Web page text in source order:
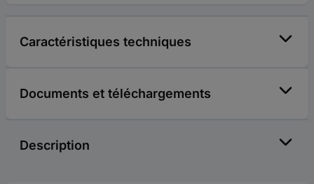
Caractéristiques techniques
Documents et téléchargements
Description